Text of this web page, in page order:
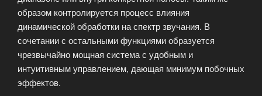
образом контролируется процесс влияния
динамической обработки на спектр звучания. В
сочетании с остальными функциями образуется
чрезвычайно мощная система с удобным и
интуитивным управлением, дающая минимум побочных
эффектов.